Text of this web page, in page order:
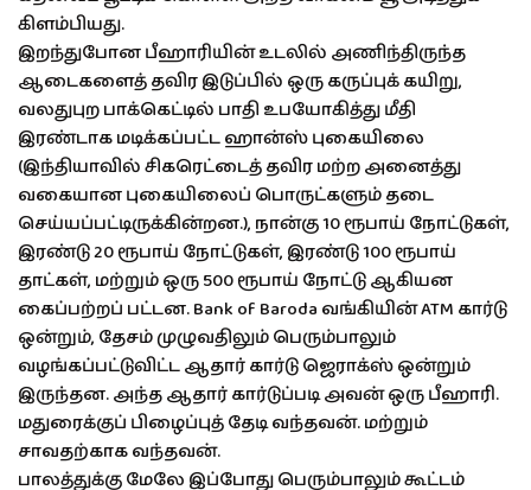
கிளம்பியது.
இறந்துபோன பீஹாரியின் உடலில் அணிந்திருந்த
ஆடைகளைத் தவிர இடுப்பில் ஒரு கருப்புக் கயிறு,
வலதுபுற பாக்கெட்டில் பாதி உபயோகித்து மீதி
இரண்டாக மடிக்கப்பட்ட ஹான்ஸ் புகையிலை
(இந்தியாவில் சிகரெட்டைத் தவிர மற்ற அனைத்து
வகையான புகையிலைப் பொருட்களும் தடை
செய்யப்பட்டிருக்கின்றன.), நான்கு 10 ரூபாய் நோட்டுகள்,
இரண்டு 20 ரூபாய் நோட்டுகள், இரண்டு 100 ரூபாய்
தாட்கள், மற்றும் ஒரு 500 ரூபாய் நோட்டு ஆகியன
கைப்பற்றப் பட்டன. Bank of Baroda வங்கியின் ATM கார்டு
ஒன்றும், தேசம் முழுவதிலும் பெரும்பாலும்
வழங்கப்பட்டுவிட்ட ஆதார் கார்டு ஜெராக்ஸ் ஒன்றும்
இருந்தன. அந்த ஆதார் கார்டுப்படி அவன் ஒரு பீஹாரி.
மதுரைக்குப் பிழைப்புத் தேடி வந்தவன். மற்றும்
சாவதற்காக வந்தவன்.
பாலத்துக்கு மேலே இப்போது பெரும்பாலும் கூட்டம்